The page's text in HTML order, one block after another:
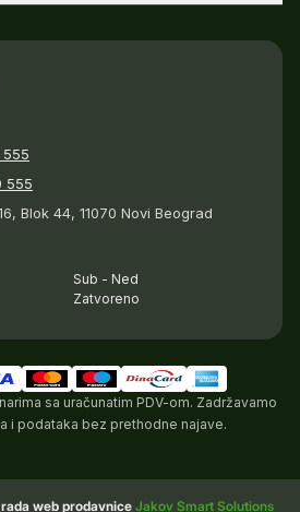
555
Blok 44, 11070 Novi Beograd
Sub - Ned
Zatvoreno
sa uračunatim PDV-om. Zadržavamo
i podataka bez prethodne najave.
web prodavnice Jakov Smart Solutions